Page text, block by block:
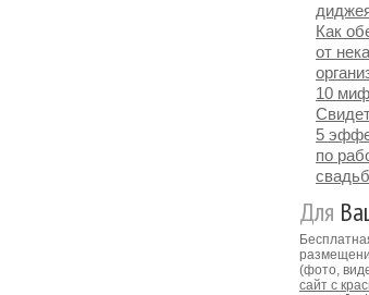
Как
от
10
5
по
Для
(фото,
сайт с